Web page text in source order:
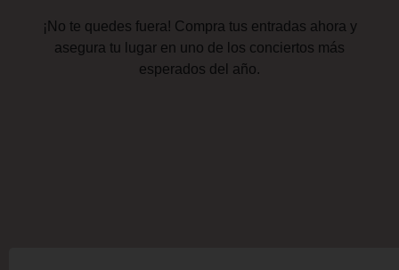
¡No te quedes fuera! Compra tus entradas ahora y
asegura tu lugar en uno de los conciertos más
esperados del año.